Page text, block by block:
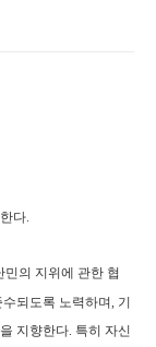
다.
민의 지위에 관한 협
되도록 노력하며, 기
지향한다. 특히 자신